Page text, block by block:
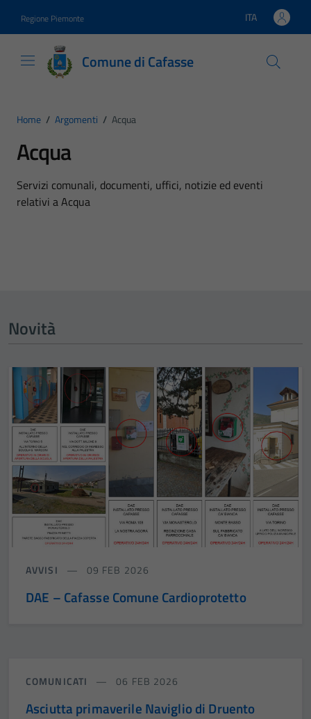
Regione Piemonte Lingua attiva:
ITA
Comune di Cafasse
Home / Argomenti / Acqua
Acqua
Dettagli dell'argomento
Servizi comunali, documenti, uffici, notizie ed eventi
relativi a Acqua
Novità
AVVISI 09 FEB 2026
DAE – Cafasse Comune Cardioprotetto
COMUNICATI 06 FEB 2026
Asciutta primaverile Naviglio di Druento